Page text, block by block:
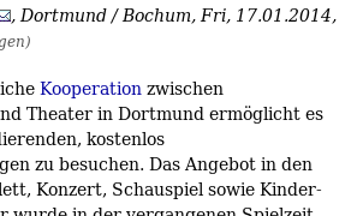
,Dortmund / Bochum,Fri, 17.01.2014,
Kooperationzwischen
Theater in Dortmund ermöglicht es
kostenlos
zu besuchen. Das Angebot in den
Konzert, Schauspiel sowie Kinder-